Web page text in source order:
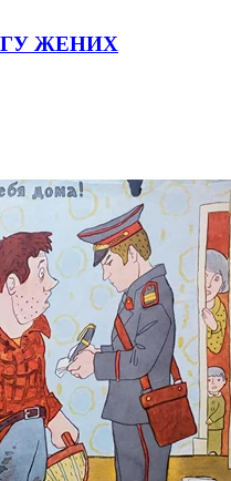
ЖЕНИХ